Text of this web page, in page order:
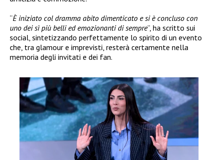
“È iniziato col dramma abito dimenticato e si è concluso con
uno dei sì più belli ed emozionanti di sempre”, ha scritto sui
social, sintetizzando perfettamente lo spirito di un evento
che, tra glamour e imprevisti, resterà certamente nella
memoria degli invitati e dei fan.